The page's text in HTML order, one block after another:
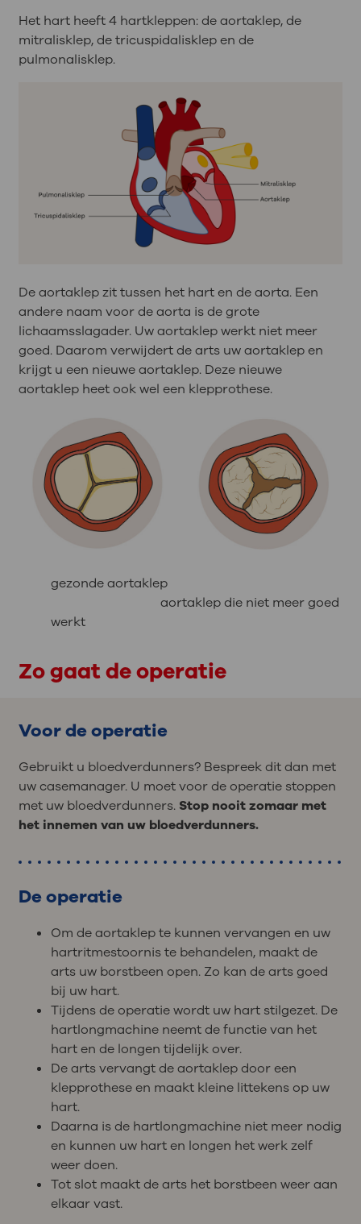
Het hart heeft 4 hartkleppen: de aortaklep, de
mitralisklep, de tricuspidalisklep en de
pulmonalisklep.
De aortaklep zit tussen het hart en de aorta. Een
andere naam voor de aorta is de grote
lichaamsslagader. Uw aortaklep werkt niet meer
goed. Daarom verwijdert de arts uw aortaklep en
krijgt u een nieuwe aortaklep. Deze nieuwe
aortaklep heet ook wel een klepprothese.
gezonde aortaklep
aortaklep die niet meer goed
werkt
Zo gaat de operatie
Voor de operatie
Gebruikt u bloedverdunners? Bespreek dit dan met
uw casemanager. U moet voor de operatie stoppen
met uw bloedverdunners. Stop nooit zomaar met
het innemen van uw bloedverdunners.
De operatie
Om de aortaklep te kunnen vervangen en uw
hartritmestoornis te behandelen, maakt de
arts uw borstbeen open. Zo kan de arts goed
bij uw hart.
Tijdens de operatie wordt uw hart stilgezet. De
hartlongmachine neemt de functie van het
hart en de longen tijdelijk over.
De arts vervangt de aortaklep door een
klepprothese en maakt kleine littekens op uw
hart.
Daarna is de hartlongmachine niet meer nodig
en kunnen uw hart en longen het werk zelf
weer doen.
Tot slot maakt de arts het borstbeen weer aan
elkaar vast.